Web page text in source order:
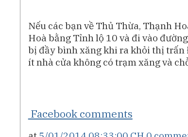
Nếu các bạn về Thủ Thừa, Thạnh
Hoà bằng Tỉnh lộ 10 và đi vào
bị đầy bình xăng khi ra khỏi thị trấn
ít nhà cửa không có trạm xăng và
Facebook comments